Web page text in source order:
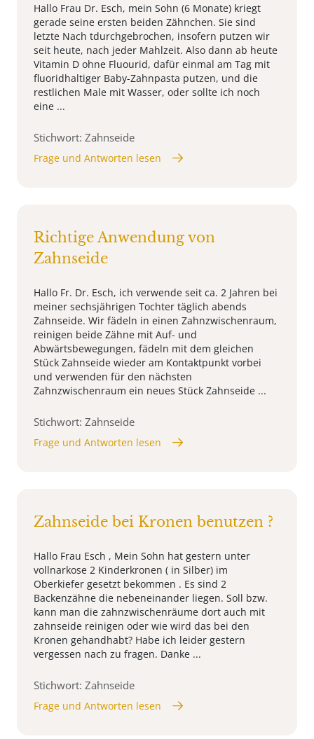
Hallo Frau Dr. Esch, mein Sohn (6 Monate) kriegt
gerade seine ersten beiden Zähnchen. Sie sind
letzte Nach tdurchgebrochen, insofern putzen wir
seit heute, nach jeder Mahlzeit. Also dann ab heute
Vitamin D ohne Fluourid, dafür einmal am Tag mit
fluoridhaltiger Baby-Zahnpasta putzen, und die
restlichen Male mit Wasser, oder sollte ich noch
eine ...
Stichwort: Zahnseide
Frage und Antworten lesen
Richtige Anwendung von
Zahnseide
Hallo Fr. Dr. Esch, ich verwende seit ca. 2 Jahren bei
meiner sechsjährigen Tochter täglich abends
Zahnseide. Wir fädeln in einen Zahnzwischenraum,
reinigen beide Zähne mit Auf- und
Abwärtsbewegungen, fädeln mit dem gleichen
Stück Zahnseide wieder am Kontaktpunkt vorbei
und verwenden für den nächsten
Zahnzwischenraum ein neues Stück Zahnseide ...
Stichwort: Zahnseide
Frage und Antworten lesen
Zahnseide bei Kronen benutzen ?
Hallo Frau Esch , Mein Sohn hat gestern unter
vollnarkose 2 Kinderkronen ( in Silber) im
Oberkiefer gesetzt bekommen . Es sind 2
Backenzähne die nebeneinander liegen. Soll bzw.
kann man die zahnzwischenräume dort auch mit
zahnseide reinigen oder wie wird das bei den
Kronen gehandhabt? Habe ich leider gestern
vergessen nach zu fragen. Danke ...
Stichwort: Zahnseide
Frage und Antworten lesen